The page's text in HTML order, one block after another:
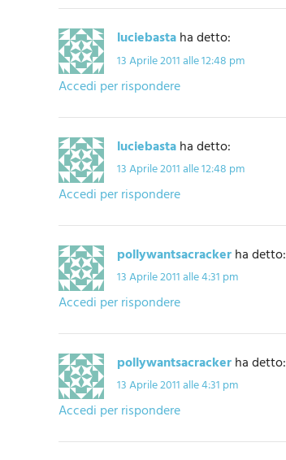
luciebastaha detto:
13 Aprile 2011 alle 12:48 pm
Accedi per rispondere
luciebastaha detto:
13 Aprile 2011 alle 12:48 pm
Accedi per rispondere
pollywantsacrackerha detto:
13 Aprile 2011 alle 4:31 pm
Accedi per rispondere
pollywantsacrackerha detto:
13 Aprile 2011 alle 4:31 pm
Accedi per rispondere